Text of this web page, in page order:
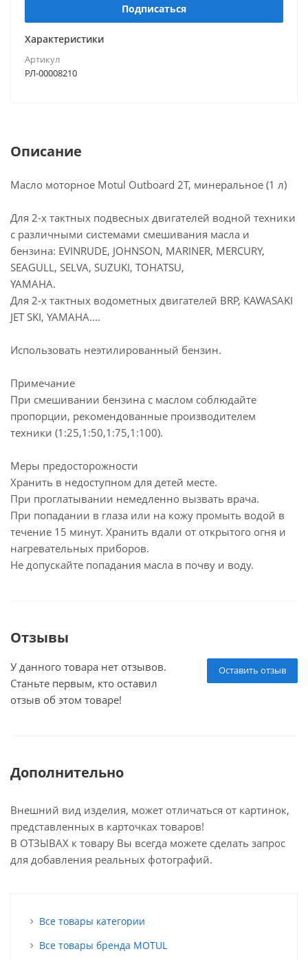
Подписаться
Характеристики
Артикул
РЛ-00008210
Описание
Масло моторное Motul Outboard 2T, минеральное (1 л)
Для 2-х тактных подвесных двигателей водной техники
с различными системами смешивания масла и
бензина: EVINRUDE, JOHNSON, MARINER, MERCURY,
SEAGULL, SELVA, SUZUKI, TOHATSU,
YAMAHA.
Для 2-х тактных водометных двигателей BRP, KAWASAKI
JET SKI, YAMAHA....
Использовать неэтилированный бензин.
Примечание
При смешивании бензина с маслом соблюдайте
пропорции, рекомендованные производителем
техники (1:25,1:50,1:75,1:100).
Меры предосторожности
Хранить в недоступном для детей месте.
При проглатывании немедленно вызвать врача.
При попадании в глаза или на кожу промыть водой в
течение 15 минут. Хранить вдали от открытого огня и
нагревательных приборов.
Не допускайте попадания масла в почву и воду.
Отзывы
Оставить отзыв
У данного товара нет отзывов.
Станьте первым, кто оставил
отзыв об этом товаре!
Дополнительно
Внешний вид изделия, может отличаться от картинок,
представленных в карточках товаров!
В ОТЗЫВАХ к товару Вы всегда можете сделать запрос
для добавления реальных фотографий.
Все товары категории
Все товары бренда MOTUL